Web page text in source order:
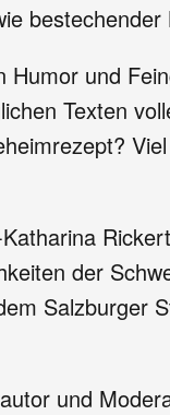
bestechender
und
Texten
der
Salzburger
und